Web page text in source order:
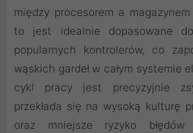
między procesorem a
to jest idealnie dopasowane
popularnych kontrolerów, co
wąskich gardeł w całym systemie
cykl pracy jest precyzyjnie
przekłada się na wysoką kulturę
oraz mniejsze ryzyko błędów